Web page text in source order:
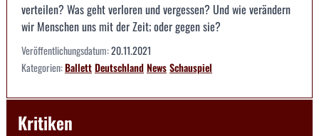
verteilen? Was geht verloren und vergessen? Und wie verändern
wir Menschen uns mit der Zeit; oder gegen sie?
Veröffentlichungsdatum:20.11.2021
Kategorien:BallettDeutschlandNewsSchauspiel
Kritiken